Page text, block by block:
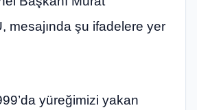
mesajında şu ifadelere yer
yüreğimizi yakan